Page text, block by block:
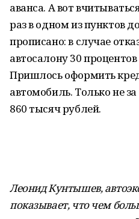
аванса. А вот
раз в одном из пунктов
прописано: в случае
автосалону 30
Пришлось оформить
автомобиль. Только не за
860 тысяч рублей.
Леонид Кунтышев,
показывает, что чем